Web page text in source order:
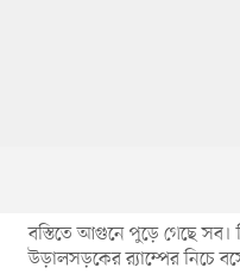
বস্তিতে আগুনে পুড়ে গেছে সব।
উড়ালসড়কের র‍্যাম্পের নিচে